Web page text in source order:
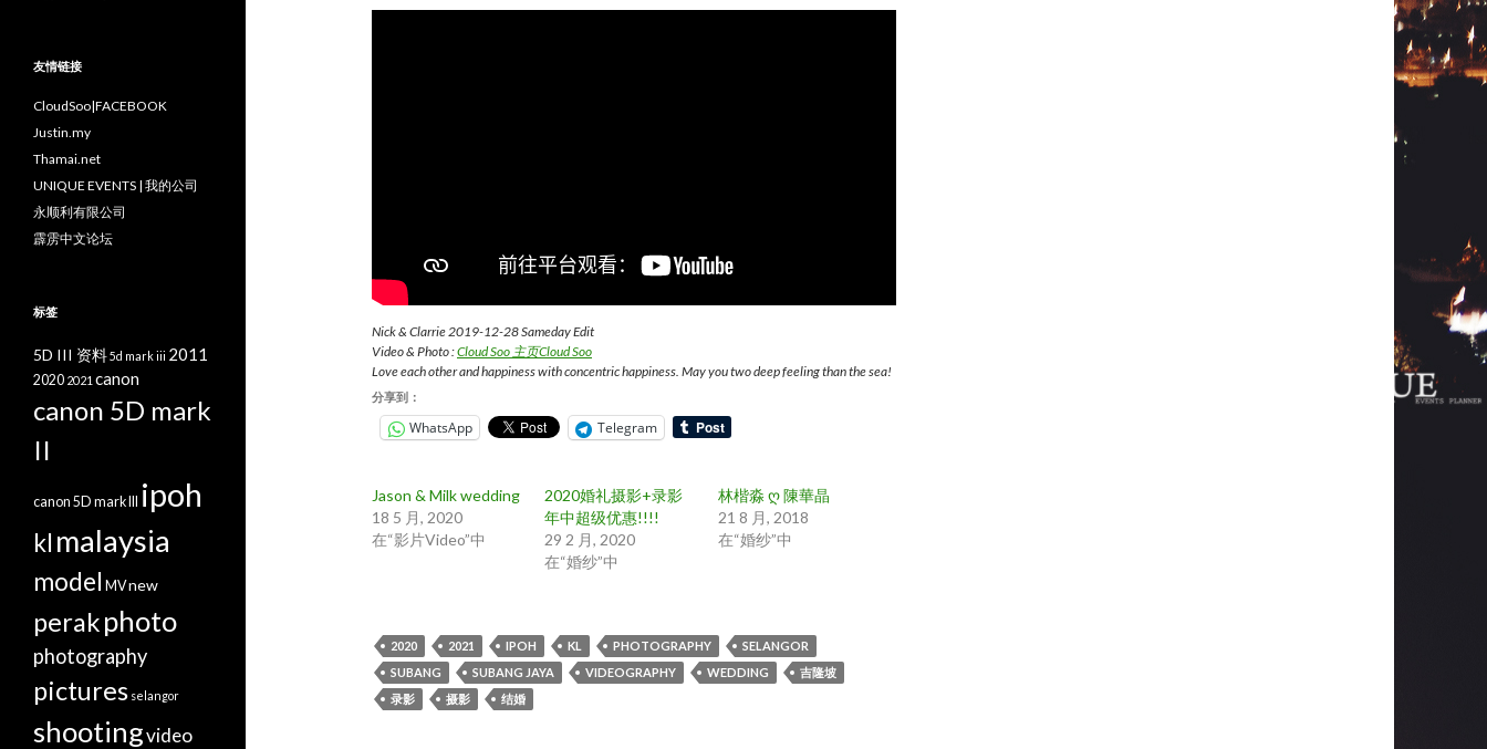
Nick & Clarrie 2019-12-28 Sameday Edit
Video & Photo :Cloud Soo 主页Cloud Soo
Love each other and happiness with concentric happiness. May you two deep feeling than the sea!
分享到：
WhatsApp Telegram
Jason & Milk wedding
18 5 月, 2020
在“影片Video”中
2020婚礼摄影+录影
年中超级优惠!!!!
29 2 月, 2020
在“婚纱”中
林楷淼 ღ 陳華晶
21 8 月, 2018
在“婚纱”中
2020 2021 IPOH KL PHOTOGRAPHY
SELANGOR
SUBANG
SUBANG JAYA VIDEOGRAPHY WEDDING
吉隆坡
录影
摄影 结婚
友情链接
CloudSoo|FACEBOOK
Justin.my
Thamai.net
UNIQUE EVENTS | 我的公司
永顺利有限公司
霹雳中文论坛
标签
5D III 资料5d mark iii 2011
2020 2021 canon
canon 5D mark
II
canon 5D mark III ipoh
kl malaysia
model MVnew
perakphoto
photography
pictures selangor
shootingvideo